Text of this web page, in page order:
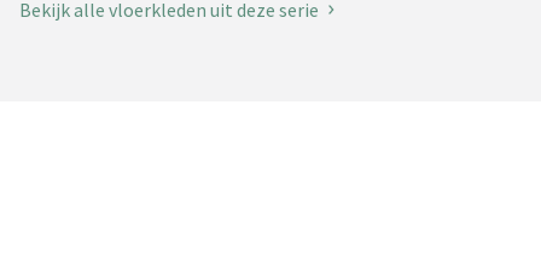
Bekijk alle vloerkleden uit deze serie